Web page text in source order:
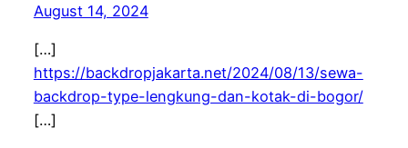
August 14, 2024
[…]
https://backdropjakarta.net/2024/08/13/sewa-
backdrop-type-lengkung-dan-kotak-di-bogor/
[…]